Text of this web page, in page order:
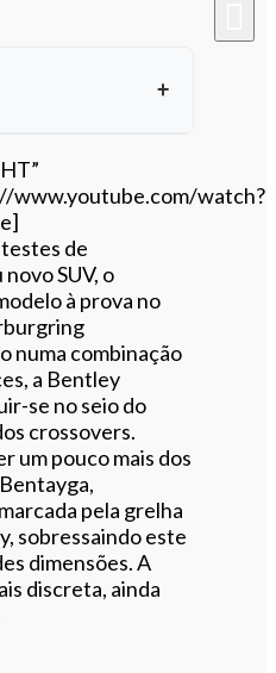
artigo
www.youtube.com/watch?
de
SUV, o
à prova no
numa combinação
a Bentley
se no seio do
crossovers.
um pouco mais dos
pela grelha
sobressaindo este
dimensões. A
discreta, ainda